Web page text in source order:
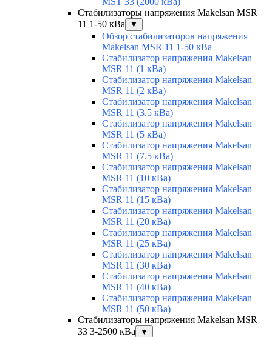
Стабилизаторы напряжения Makelsan MSR
11 1-50 кВа
▼
Обзор стабилизаторов напряжения
Makelsan MSR 11 1-50 кВа
Стабилизатор напряжения Makelsan
MSR 11 (1 кВа)
Стабилизатор напряжения Makelsan
MSR 11 (2 кВа)
Стабилизатор напряжения Makelsan
MSR 11 (3.5 кВа)
Стабилизатор напряжения Makelsan
MSR 11 (5 кВа)
Стабилизатор напряжения Makelsan
MSR 11 (7.5 кВа)
Стабилизатор напряжения Makelsan
MSR 11 (10 кВа)
Стабилизатор напряжения Makelsan
MSR 11 (15 кВа)
Стабилизатор напряжения Makelsan
MSR 11 (20 кВа)
Стабилизатор напряжения Makelsan
MSR 11 (25 кВа)
Стабилизатор напряжения Makelsan
MSR 11 (30 кВа)
Стабилизатор напряжения Makelsan
MSR 11 (40 кВа)
Стабилизатор напряжения Makelsan
MSR 11 (50 кВа)
Стабилизаторы напряжения Makelsan MSR
33 3-2500 кВа
▼